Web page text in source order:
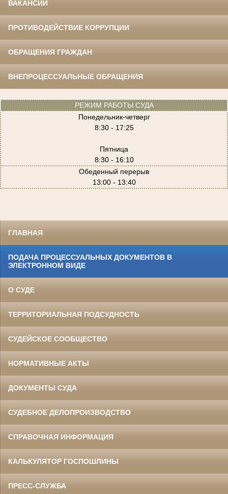
ВАКАНСИИ
ПРОТИВОДЕЙСТВИЕ КОРРУПЦИИ
ОБРАЩЕНИЯ ГРАЖДАН
ВНЕПРОЦЕССУАЛЬНЫЕ ОБРАЩЕНИЯ
РЕЖИМ РАБОТЫ СУДА
Понедельник-четверг
8:30 - 17:25
Пятница
8:30 - 16:10
Обеденный перерыв
13:00 - 13:40
ГЛАВНАЯ
ПОДАЧА ПРОЦЕССУАЛЬНЫХ ДОКУМЕНТОВ В
ЭЛЕКТРОННОМ ВИДЕ
О СУДЕ
ТЕРРИТОРИАЛЬНАЯ ПОДСУДНОСТЬ
СУДЕЙСКОЕ СООБЩЕСТВО
НОРМАТИВНЫЕ АКТЫ
ДОКУМЕНТЫ СУДА
СУДЕБНОЕ ДЕЛОПРОИЗВОДСТВО
СПРАВОЧНАЯ ИНФОРМАЦИЯ
КАЛЬКУЛЯТОР ГОСПОШЛИНЫ
ПРЕСС-СЛУЖБА